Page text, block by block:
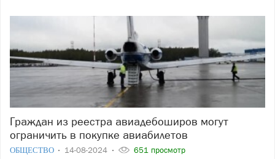
Граждан из реестра авиадебоширов могут
ограничить в покупке авиабилетов
ОБЩЕСТВО 14-08-2024 651 просмотр